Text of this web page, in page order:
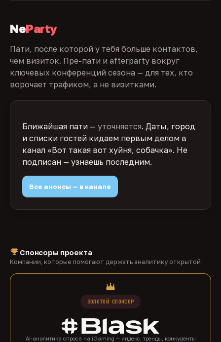
NeParty
Пати, после которой у тебя больше контактов,
чем визиток. Пре-пати и afterparty вокруг
ключевых конференций сезона — для тех, кто
ворочает трафиком, а не визитками.
Ближайшая пати — уточняется. Даты, город
и списки гостей кидаем первым делом в
канал «Вот такая вот хуйня, собачка». Не
подписан — узнаешь последним.
Все анонсы — в канале
Спонсоры проекта
Компании, которые помогают держать аналитику открытой
ЗОЛОТОЙ СПОНСОР
AI-аналитика спроса на iGaming — индекс, тренды, конкуренты